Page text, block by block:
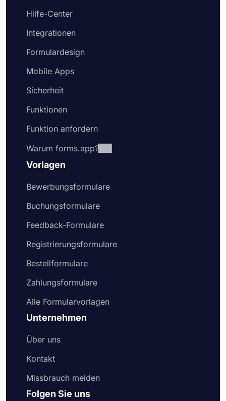
Hilfe-Center
Integrationen
Formulardesign
Mobile Apps
Sicherheit
Funktionen
Funktion anfordern
Warum forms.app?
Vorlagen
Bewerbungsformulare
Buchungsformulare
Feedback-Formulare
Registrierungsformulare
Bestellformulare
Zahlungsformulare
Alle Formularvorlagen
Unternehmen
Über uns
Kontakt
Missbrauch melden
Folgen Sie uns